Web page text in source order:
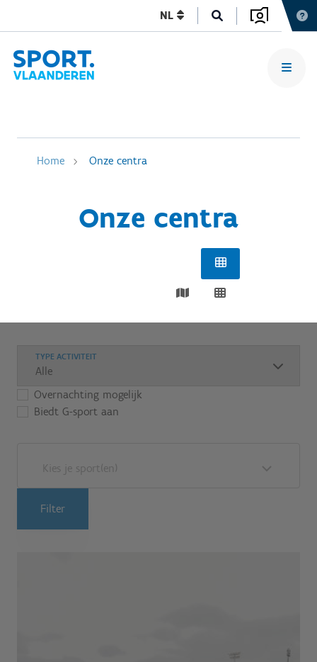
NL
Home Onze centra
Onze centra
TYPE ACTIVITEIT
Overnachting mogelijk
Biedt G-sport aan
Kies je sport(en)
Filter